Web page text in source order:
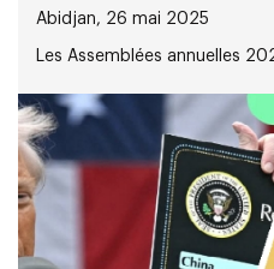
Abidjan, 26 mai 2025
Les Assemblées annuelles